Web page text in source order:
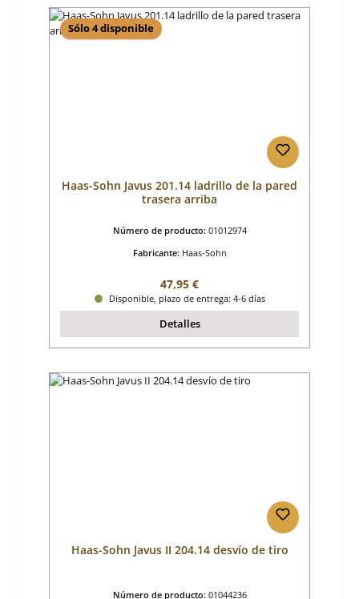
Sólo 4 disponible
Haas-Sohn Javus 201.14 ladrillo de la pared
trasera arriba
Número de producto: 01012974
Fabricante: Haas-Sohn
Precio normal:
47,95 €
Disponible, plazo de entrega: 4-6 días
Detalles
Haas-Sohn Javus II 204.14 desvío de tiro
Número de producto: 01044236